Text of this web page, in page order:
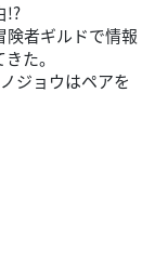
!?
険者ギルドで情報
た。
ジョウはペアを